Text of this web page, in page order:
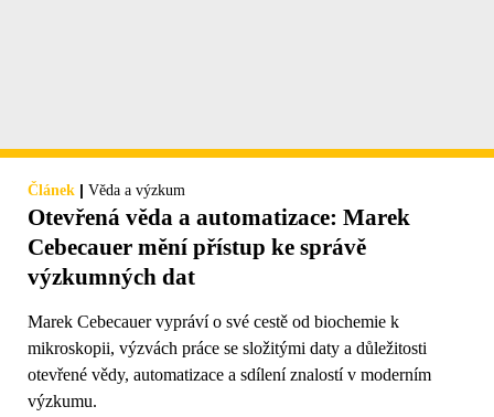
Článek | Věda a výzkum
Otevřená věda a automatizace: Marek
Cebecauer mění přístup ke správě
výzkumných dat
Marek Cebecauer vypráví o své cestě od biochemie k
mikroskopii, výzvách práce se složitými daty a důležitosti
otevřené vědy, automatizace a sdílení znalostí v moderním
výzkumu.